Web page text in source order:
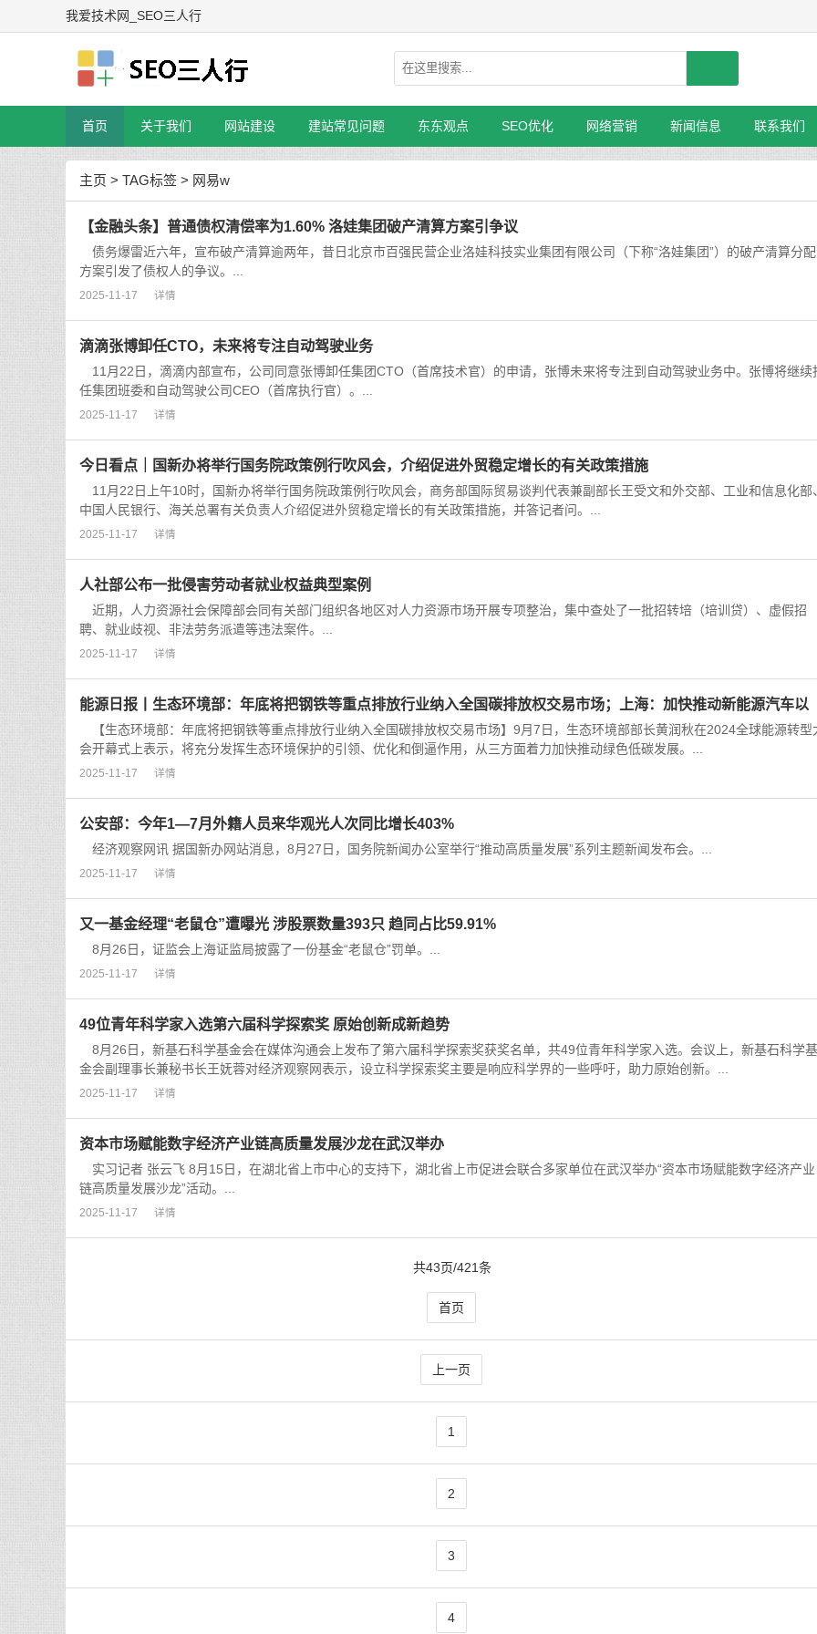
我爱技术网_SEO三人行
首页 关于我们 网站建设 建站常见问题 东东观点 SEO优化 网络营销 新闻信息 联系我们
主页 > TAG标签 > 网易w
【金融头条】普通债权清偿率为1.60% 洛娃集团破产清算方案引争议
债务爆雷近六年，宣布破产清算逾两年，昔日北京市百强民营企业洛娃科技实业集团有限公司（下称“洛娃集团”）的破产清算分配
方案引发了债权人的争议。...
2025-11-17 详情
滴滴张博卸任CTO，未来将专注自动驾驶业务
11月22日，滴滴内部宣布，公司同意张博卸任集团CTO（首席技术官）的申请，张博未来将专注到自动驾驶业务中。张博将继续
任集团班委和自动驾驶公司CEO（首席执行官）。...
2025-11-17 详情
今日看点｜国新办将举行国务院政策例行吹风会，介绍促进外贸稳定增长的有关政策措施
11月22日上午10时，国新办将举行国务院政策例行吹风会，商务部国际贸易谈判代表兼副部长王受文和外交部、工业和信息化部
中国人民银行、海关总署有关负责人介绍促进外贸稳定增长的有关政策措施，并答记者问。...
2025-11-17 详情
人社部公布一批侵害劳动者就业权益典型案例
近期，人力资源社会保障部会同有关部门组织各地区对人力资源市场开展专项整治，集中查处了一批招转培（培训贷）、虚假招
聘、就业歧视、非法劳务派遣等违法案件。...
2025-11-17 详情
能源日报丨生态环境部：年底将把钢铁等重点排放行业纳入全国碳排放权交易市场；上海：加快推动新能源汽车以
【生态环境部：年底将把钢铁等重点排放行业纳入全国碳排放权交易市场】9月7日，生态环境部部长黄润秋在2024全球能源转型
会开幕式上表示，将充分发挥生态环境保护的引领、优化和倒逼作用，从三方面着力加快推动绿色低碳发展。...
2025-11-17 详情
公安部：今年1—7月外籍人员来华观光人次同比增长403%
经济观察网讯 据国新办网站消息，8月27日，国务院新闻办公室举行“推动高质量发展”系列主题新闻发布会。...
2025-11-17 详情
又一基金经理“老鼠仓”遭曝光 涉股票数量393只 趋同占比59.91%
8月26日，证监会上海证监局披露了一份基金“老鼠仓”罚单。...
2025-11-17 详情
49位青年科学家入选第六届科学探索奖 原始创新成新趋势
8月26日，新基石科学基金会在媒体沟通会上发布了第六届科学探索奖获奖名单，共49位青年科学家入选。会议上，新基石科学基
金会副理事长兼秘书长王妩蓉对经济观察网表示，设立科学探索奖主要是响应科学界的一些呼吁，助力原始创新。...
2025-11-17 详情
资本市场赋能数字经济产业链高质量发展沙龙在武汉举办
实习记者 张云飞 8月15日，在湖北省上市中心的支持下，湖北省上市促进会联合多家单位在武汉举办“资本市场赋能数字经济产业
链高质量发展沙龙”活动。...
2025-11-17 详情
共43页/421条
首页
上一页
1
2
3
4